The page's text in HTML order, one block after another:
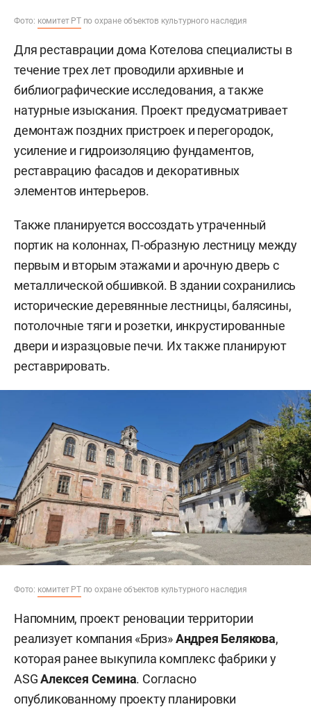
Фото: комитет РТпо охране объектов культурного наследия
Для реставрации дома Котелова специалисты в
течение трех лет проводили архивные и
библиографические исследования, а также
натурные изыскания. Проект предусматривает
демонтаж поздних пристроек и перегородок,
усиление и гидроизоляцию фундаментов,
реставрацию фасадов и декоративных
элементов интерьеров.
Также планируется воссоздать утраченный
портик на колоннах, П-образную лестницу между
первым и вторым этажами и арочную дверь с
металлической обшивкой. В здании сохранились
исторические деревянные лестницы, балясины,
потолочные тяги и розетки, инкрустированные
двери и изразцовые печи. Их также планируют
реставрировать.
Фото: комитет РТпо охране объектов культурного наследия
Напомним, проект реновации территории
реализует компания «Бриз»Андрея Белякова,
которая ранее выкупила комплекс фабрики у
ASGАлексея Семина. Согласно
опубликованному проекту планировки